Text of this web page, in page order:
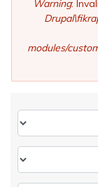
Warning:
modules/